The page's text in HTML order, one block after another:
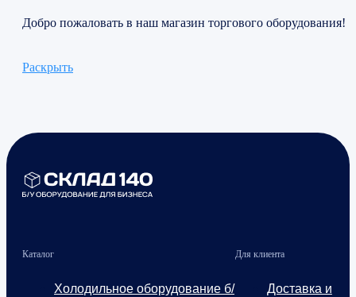
Добро пожаловать в наш магазин торгового оборудования!
Раскрыть
Каталог
Холодильное оборудование б/
Для клиента
Доставка и